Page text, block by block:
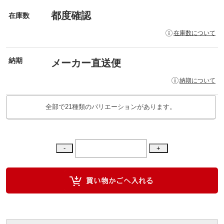
在庫数 都度確認
在庫数について
納期 メーカー直送便
納期について
全部で21種類のバリエーションがあります。